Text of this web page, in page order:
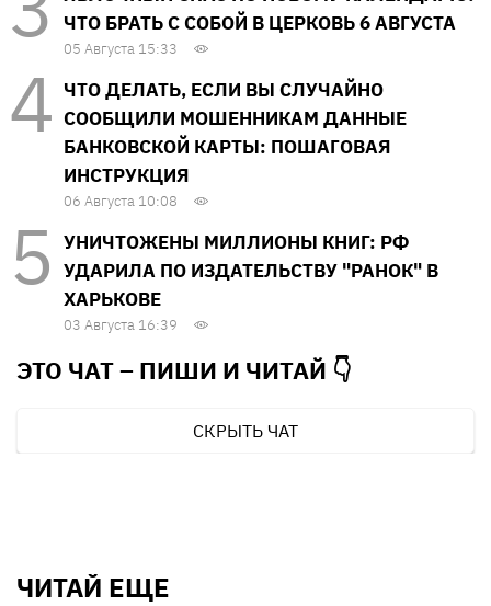
ЧТО БРАТЬ С СОБОЙ В ЦЕРКОВЬ 6 АВГУСТА
05 Августа 15:33
ЧТО ДЕЛАТЬ, ЕСЛИ ВЫ СЛУЧАЙНО
СООБЩИЛИ МОШЕННИКАМ ДАННЫЕ
БАНКОВСКОЙ КАРТЫ: ПОШАГОВАЯ
ИНСТРУКЦИЯ
06 Августа 10:08
УНИЧТОЖЕНЫ МИЛЛИОНЫ КНИГ: РФ
УДАРИЛА ПО ИЗДАТЕЛЬСТВУ "РАНОК" В
ХАРЬКОВЕ
03 Августа 16:39
ЭТО ЧАТ – ПИШИ И ЧИТАЙ 👇
СКРЫТЬ ЧАТ
ЧИТАЙ ЕЩЕ